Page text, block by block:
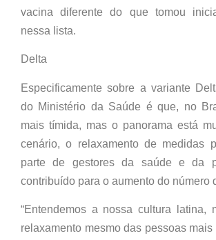
vacina diferente do que tomou
nessa lista.
Delta
Especificamente sobre a variante
do Ministério da Saúde é que, no
mais tímida, mas o panorama está
cenário, o relaxamento de medidas
parte de gestores da saúde e da
contribuído para o aumento do número
“Entendemos a nossa cultura latina,
relaxamento mesmo das pessoas